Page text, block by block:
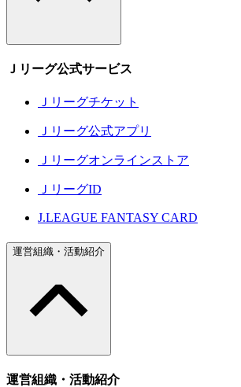
Ｊリーグ公式サービス
Ｊリーグチケット
Ｊリーグ公式アプリ
Ｊリーグオンラインストア
ＪリーグID
J.LEAGUE FANTASY CARD
運営組織・活動紹介
運営組織・活動紹介